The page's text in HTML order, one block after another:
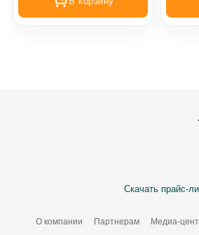
Скачать прайс-
О компании Партнерам Медиа-